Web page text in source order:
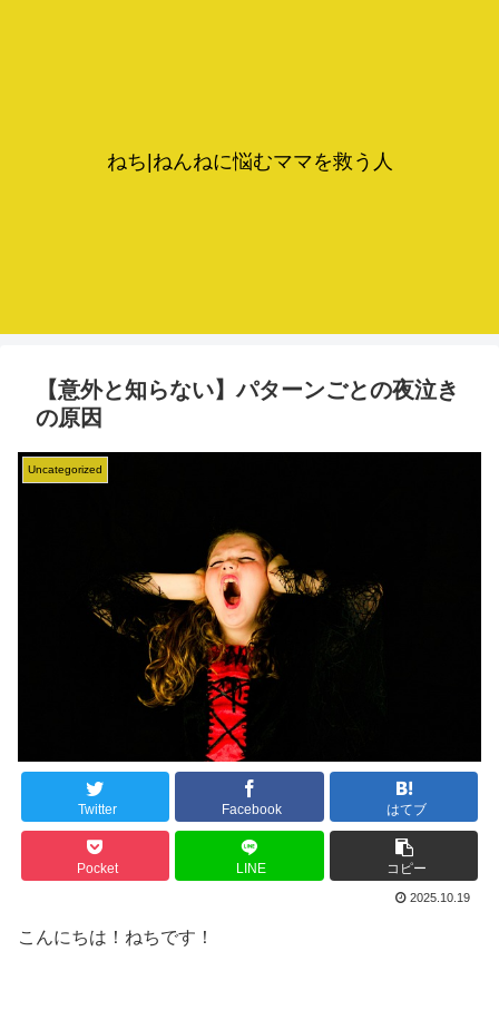
ねち|ねんねに悩むママを救う人
【意外と知らない】パターンごとの夜泣き
の原因
Uncategorized
Twitter Facebook はてブ
Pocket LINE コピー
2025.10.19
こんにちは！ねちです！